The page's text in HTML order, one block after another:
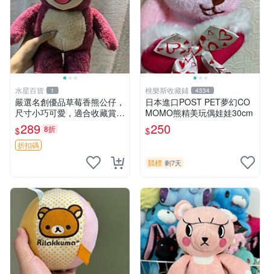
水星百貨 1
嚴選名創優品草莓香熊公仔，
尺寸小巧可愛，適合收藏賞玩
30cm 玩具 公仔 草莓熊
$289 8折
折扣碼
桃樂斯收藏鋪 4334
日本進口POST PET夢幻CO
MOMO熊精美玩偶娃娃30cm
$250
競標 剩7天